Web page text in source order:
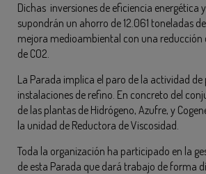
Dichas inversiones de eficiencia energética
supondrán un ahorro de 12.061 toneladas
mejora medioambiental con una
de CO2.
La Parada implica el paro de la actividad de
instalaciones de refino. En concreto del
de las plantas de Hidrógeno, Azufre, y
la unidad de Reductora de Viscosidad.
Toda la organización ha participado en la
de esta Parada que dará trabajo de forma